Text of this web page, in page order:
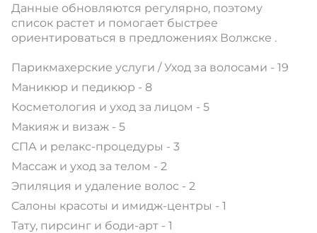
Данные обновляются регулярно, поэтому
список растет и помогает быстрее
ориентироваться в предложениях Волжске .
Парикмахерские услуги / Уход за волосами - 19
Маникюр и педикюр - 8
Косметология и уход за лицом - 5
Макияж и визаж - 5
СПА и релакс-процедуры - 3
Массаж и уход за телом - 2
Эпиляция и удаление волос - 2
Салоны красоты и имидж-центры - 1
Тату, пирсинг и боди-арт - 1